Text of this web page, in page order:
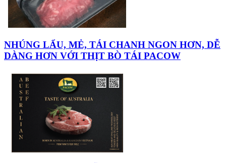
NHÚNG LẨU, MẺ, TÁI CHANH NGON HƠN, DỄ
DÀNG HƠN VỚI THỊT BÒ TÁI PACOW